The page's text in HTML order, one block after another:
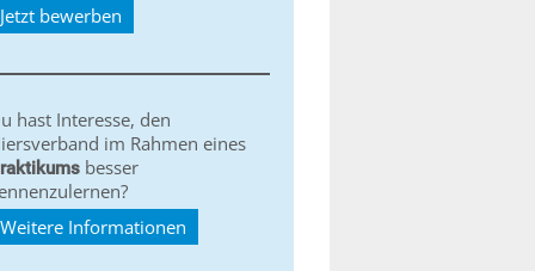
Jetzt bewerben
hast Interesse, den
im Rahmen eines
besser
Weitere Informationen